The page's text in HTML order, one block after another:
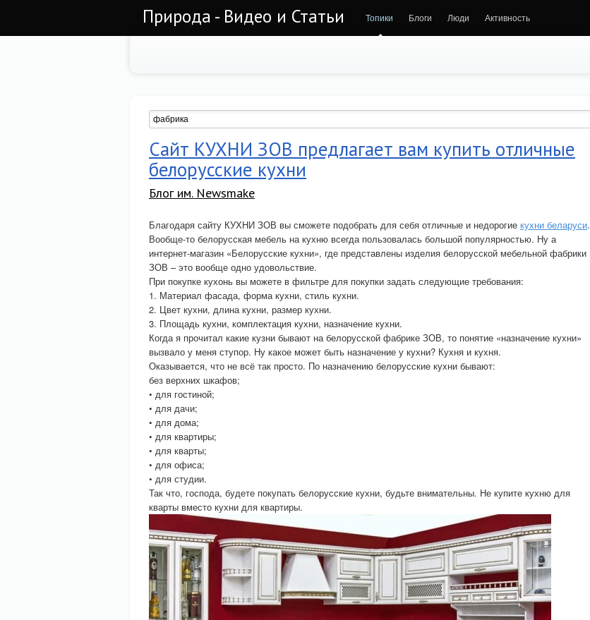
Природа - Видео и Статьи Топики Блоги Люди Активность
Сайт КУХНИ ЗОВ предлагает вам купить отличные
белорусские кухни
Блог им. Newsmake
Благодаря сайту КУХНИ ЗОВ вы сможете подобрать для себя отличные и недорогие кухни беларуси.
Вообще-то белорусская мебель на кухню всегда пользовалась большой популярностью. Ну а
интернет-магазин «Белорусские кухни», где представлены изделия белорусской мебельной фабрики
ЗОВ – это вообще одно удовольствие.
При покупке кухонь вы можете в фильтре для покупки задать следующие требования:
1. Материал фасада, форма кухни, стиль кухни.
2. Цвет кухни, длина кухни, размер кухни.
3. Площадь кухни, комплектация кухни, назначение кухни.
Когда я прочитал какие кузни бывают на белорусской фабрике ЗОВ, то понятие «назначение кухни»
вызвало у меня ступор. Ну какое может быть назначение у кухни? Кухня и кухня.
Оказывается, что не всё так просто. По назначению белорусские кухни бывают:
без верхних шкафов;
• для гостиной;
• для дачи;
• для дома;
• для квартиры;
• для кварты;
• для офиса;
• для студии.
Так что, господа, будете покупать белорусские кухни, будьте внимательны. Не купите кухню для
кварты вместо кухни для квартиры.